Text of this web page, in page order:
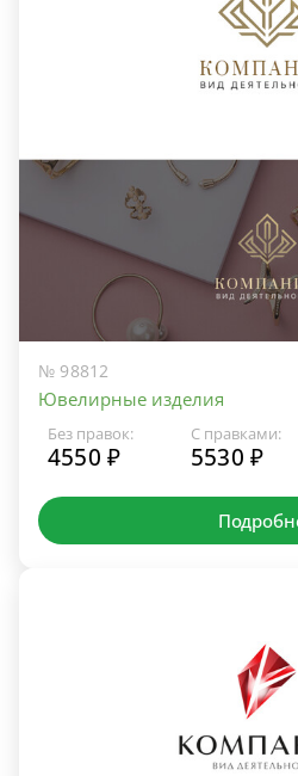
№ 98812
Ювелирные изделия
Без правок:
4550 ₽
С правками:
5530 ₽